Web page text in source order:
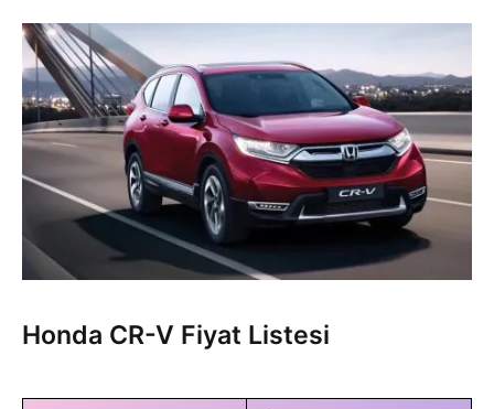
Honda CR-V Fiyat Listesi